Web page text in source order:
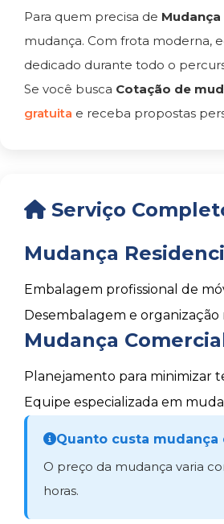
Para quem precisa de
mudança. Com frota moderna,
dedicado durante todo o
Se você busca Cotação de
gratuita e receba propostas
Serviço
Mudança
Embalagem profissional de
Desembalagem e organização
Mudança
Planejamento para minimizar
Equipe especializada em
Quanto custa mudança
O preço da mudança varia
horas.